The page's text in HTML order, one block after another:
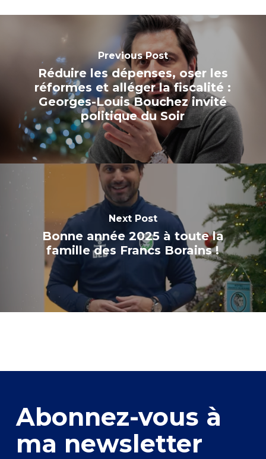
Previous Post
Réduire les dépenses, oser les
réformes et alléger la fiscalité :
Georges-Louis Bouchez invité
politique du Soir
Next Post
Bonne année 2025 à toute la
famille des Francs Borains !
Abonnez-vous à
ma newsletter